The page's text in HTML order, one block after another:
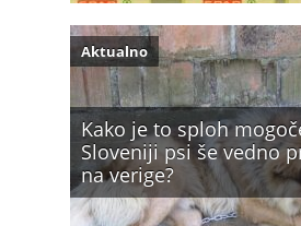
Kako je to sploh
Sloveniji psi še vedno
na verige?
Aktualno